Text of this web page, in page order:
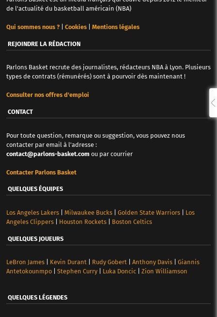
de l'actualité du basketball américain (NBA)
Qui sommes nous ?| Cookies| Mentions légales
REJOINDRE LA RÉDACTION
Parlons Basket recrute des journalistes, rédacteurs NBA à Lyon. Plusieurs
types de contrats (rémunérés) sont à pourvoir dès maintenant !
Consulter nos offres d'emploi
CONTACT
Pour toute question, remarque ou suggestion, vous pouvez nous
contacter par email à l'adresse :
contact@parlons-basket.com ou par courrier
Contacter Parlons Basket
QUELQUES ÉQUIPES
Los Angeles Lakers| Milwaukee Bucks| Golden State Warriors| Los
Angeles Clippers| Houston Rockets| Boston Celtics
QUELQUES JOUEURS
LeBron James| Kevin Durant| Rudy Gobert| Anthony Davis| Giannis
Antetokounmpo| Stephen Curry| Luka Doncic| Zion Williamson
QUELQUES LÉGENDES